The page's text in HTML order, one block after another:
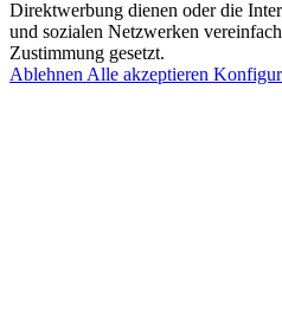
Direktwerbung dienen oder die
und sozialen Netzwerken
Zustimmung gesetzt.
Ablehnen Alle akzeptieren